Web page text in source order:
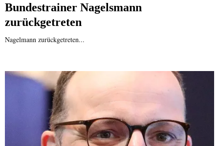
Bundestrainer Nagelsmann
zurückgetreten
Nagelmann zurückgetreten...